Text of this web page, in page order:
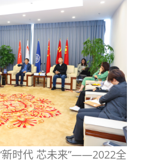
新时代 芯未来”——2022全